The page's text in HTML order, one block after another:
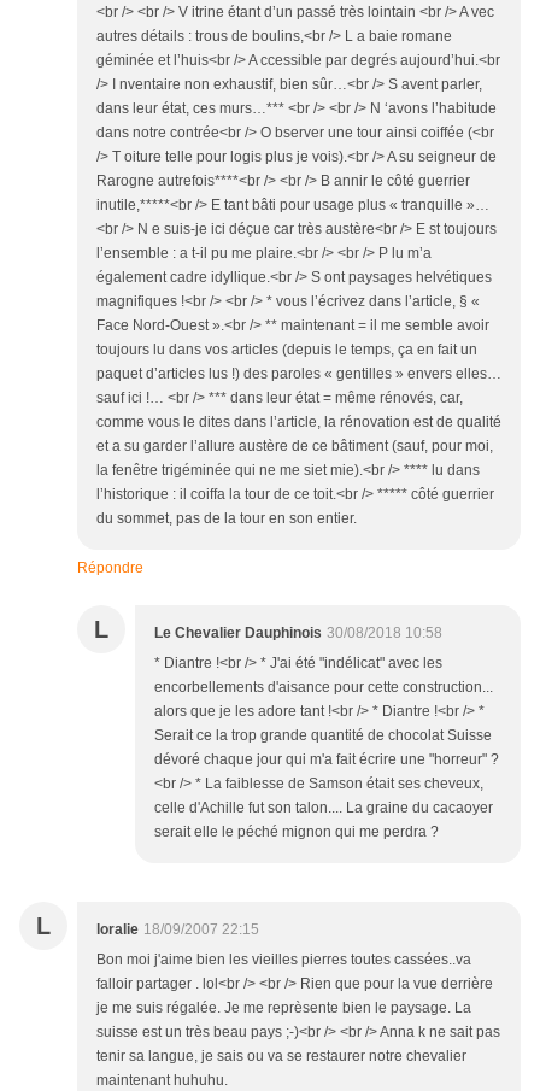
<br /> <br /> V itrine étant d’un passé très lointain <br /> A vec
autres détails : trous de boulins,<br /> L a baie romane
géminée et l’huis<br /> A ccessible par degrés aujourd’hui.<br
/> I nventaire non exhaustif, bien sûr…<br /> S avent parler,
dans leur état, ces murs…*** <br /> <br /> N ‘avons l’habitude
dans notre contrée<br /> O bserver une tour ainsi coiffée (<br
/> T oiture telle pour logis plus je vois).<br /> A su seigneur de
Rarogne autrefois****<br /> <br /> B annir le côté guerrier
inutile,*****<br /> E tant bâti pour usage plus « tranquille »…
<br /> N e suis-je ici déçue car très austère<br /> E st toujours
l’ensemble : a t-il pu me plaire.<br /> <br /> P lu m’a
également cadre idyllique.<br /> S ont paysages helvétiques
magnifiques !<br /> <br /> * vous l’écrivez dans l’article, § «
Face Nord-Ouest ».<br /> ** maintenant = il me semble avoir
toujours lu dans vos articles (depuis le temps, ça en fait un
paquet d’articles lus !) des paroles « gentilles » envers elles…
sauf ici !… <br /> *** dans leur état = même rénovés, car,
comme vous le dites dans l’article, la rénovation est de qualité
et a su garder l’allure austère de ce bâtiment (sauf, pour moi,
la fenêtre trigéminée qui ne me siet mie).<br /> **** lu dans
l’historique : il coiffa la tour de ce toit.<br /> ***** côté guerrier
du sommet, pas de la tour en son entier.
Répondre
L Le Chevalier Dauphinois 30/08/2018 10:58
* Diantre !<br /> * J'ai été "indélicat" avec les
encorbellements d'aisance pour cette construction...
alors que je les adore tant !<br /> * Diantre !<br /> *
Serait ce la trop grande quantité de chocolat Suisse
dévoré chaque jour qui m'a fait écrire une "horreur" ?
<br /> * La faiblesse de Samson était ses cheveux,
celle d'Achille fut son talon.... La graine du cacaoyer
serait elle le péché mignon qui me perdra ?
L loralie 18/09/2007 22:15
Bon moi j'aime bien les vieilles pierres toutes cassées..va
falloir partager . lol<br /> <br /> Rien que pour la vue derrière
je me suis régalée. Je me reprèsente bien le paysage. La
suisse est un très beau pays ;-)<br /> <br /> Anna k ne sait pas
tenir sa langue, je sais ou va se restaurer notre chevalier
maintenant huhuhu.